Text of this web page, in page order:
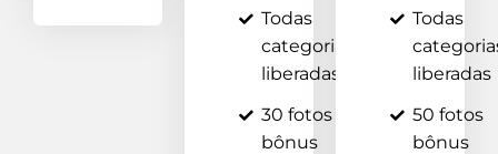
Todas
categorias
liberadas
30 fotos
bônus
Todas
liberadas
50 fotos
bônus